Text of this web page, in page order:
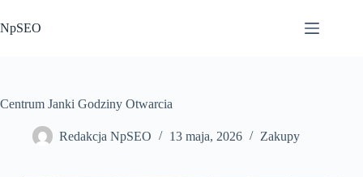
do
treści
NpSEO
Centrum Janki Godziny Otwarcia
Redakcja NpSEO 13 maja, 2026 Zakupy